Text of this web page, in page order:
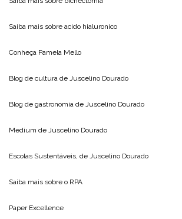
Saiba mais sobre acido hialuronico
Conheça Pamela Mello
Blog de cultura de Juscelino Dourado
Blog de gastronomia de Juscelino Dourado
Medium de Juscelino Dourado
Escolas Sustentáveis, de Juscelino Dourado
Saiba mais sobre o RPA
Paper Excellence